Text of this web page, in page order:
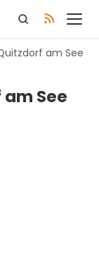
am See
See